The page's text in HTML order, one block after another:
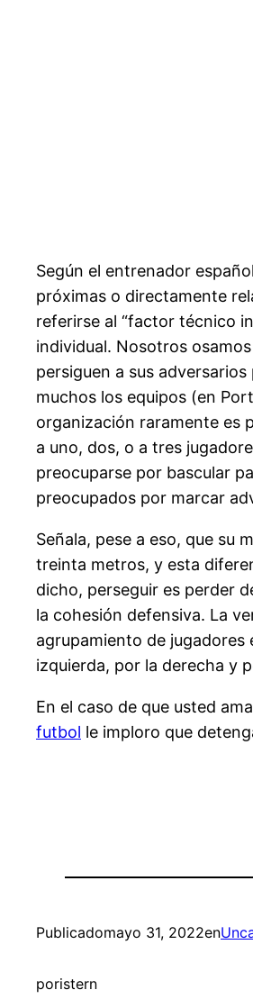
Según el entrenador
próximas o directamente
referirse al “factor técnico
individual. Nosotros
persiguen a sus
muchos los equipos (en
organización raramente es
a uno, dos, o a tres
preocuparse por bascular
preocupados por marcar
Señala, pese a eso, que su
treinta metros, y esta
dicho, perseguir es perder
la cohesión defensiva. La
agrupamiento de jugadores
izquierda, por la derecha y
En el caso de que usted
futbol le imploro que
Publicadomayo 31, 2022en
poristern